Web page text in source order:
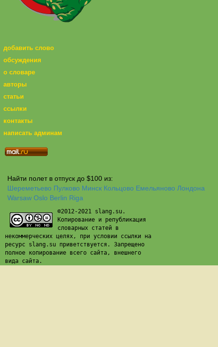
добавить слово
обсуждения
о словаре
авторы
статьи
ссылки
контакты
написать админам
Найти полет в отпуск до $100 из:
Шереметьево Пулково Минск Кольцово Емельяново Лондона
Warsaw Oslo Berlin Riga
©2012-2021 slang.su.
Копирование и републикация
словарных статей в
некоммерческих целях, при условии ссылки на
ресурс slang.su приветствуется. Запрещено
полное копирование всего сайта, внешнего
вида сайта.